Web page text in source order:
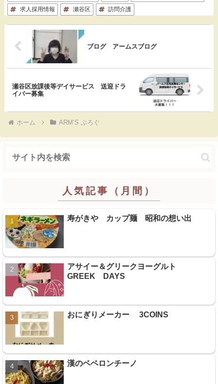
o
o
k
a
求人採用情報
瀬谷区 訪問介護
ブログ アームスブログ
瀬谷区放課後等デイサービス 送迎ドラ
イバー募集
ホーム ARM’S ぶろぐ
人気記事（月間）
寿がきや カップ麺 昭和の想い出
アサイー＆グリークヨーグルト
GREEK DAYS
おにぎりメーカー 3COINS
漢のペペロンチーノ